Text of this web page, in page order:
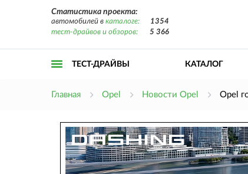
Статистика проекта:
автомобилей в каталоге:
1354
тест-драйвов и обзоров:
5 366
меню
ТЕСТ-ДРАЙВЫ КАТАЛОГ
Главная Opel Новости Opel Opel